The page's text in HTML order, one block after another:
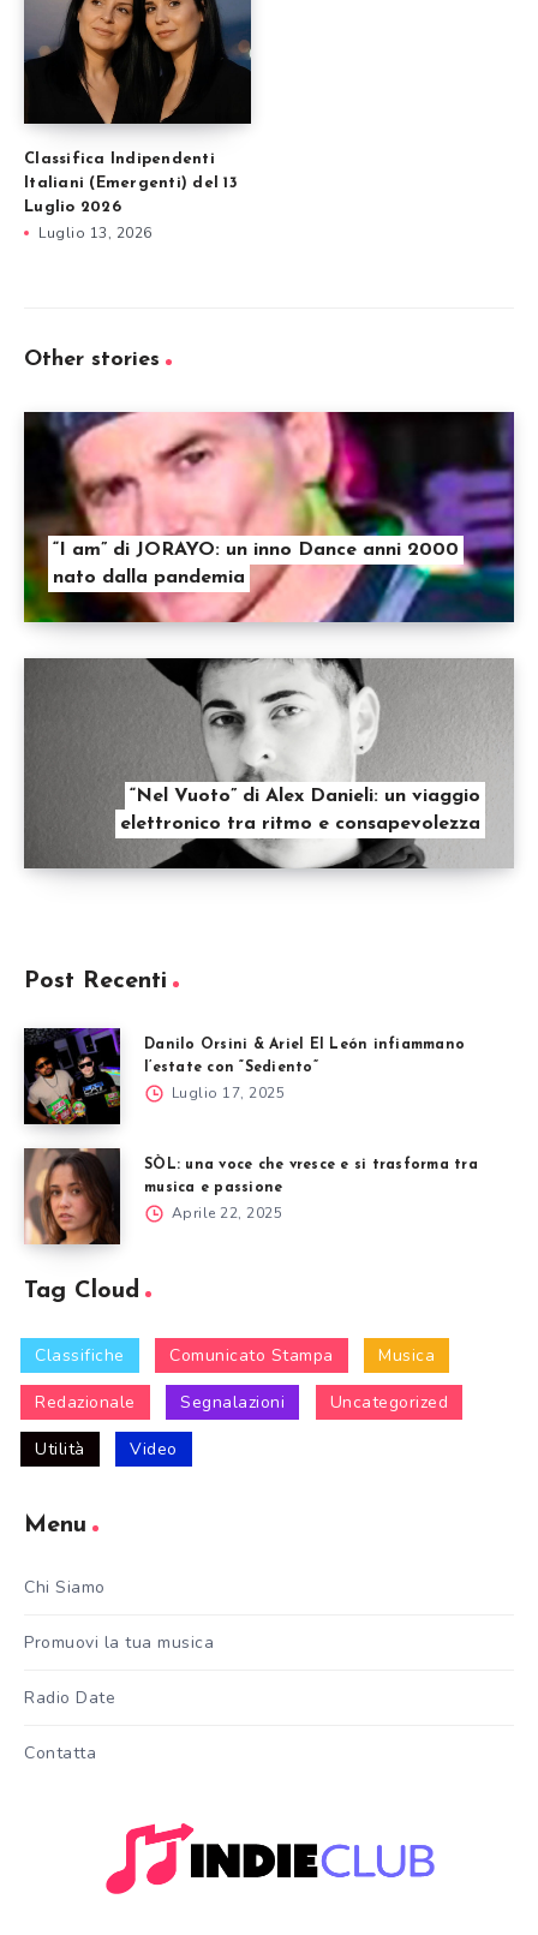
Classifica Indipendenti
Italiani (Emergenti) del 13
Luglio 2026
Luglio 13, 2026
Other stories
“I am” di JORAYO: un inno Dance anni 2000
nato dalla pandemia
“Nel Vuoto” di Alex Danieli: un viaggio
elettronico tra ritmo e consapevolezza
Post Recenti
Danilo Orsini & Ariel El León infiammano
l’estate con “Sediento”
Luglio 17, 2025
SÒL: una voce che vresce e si trasforma tra
musica e passione
Aprile 22, 2025
Tag Cloud
Classifiche Comunicato Stampa Musica
Redazionale Segnalazioni Uncategorized
Utilità Video
Menu
Chi Siamo
Promuovi la tua musica
Radio Date
Contatta